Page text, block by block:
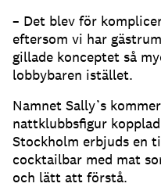
– Det blev för
eftersom vi har
gillade konceptet så
lobbybaren istället.
Namnet Sally’s
nattklubbsfigur
Stockholm erbjuds en
cocktailbar med mat
och lätt att förstå.